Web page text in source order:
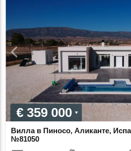
€ 359 000
Вилла в Пиносо, Аликанте,
№81050